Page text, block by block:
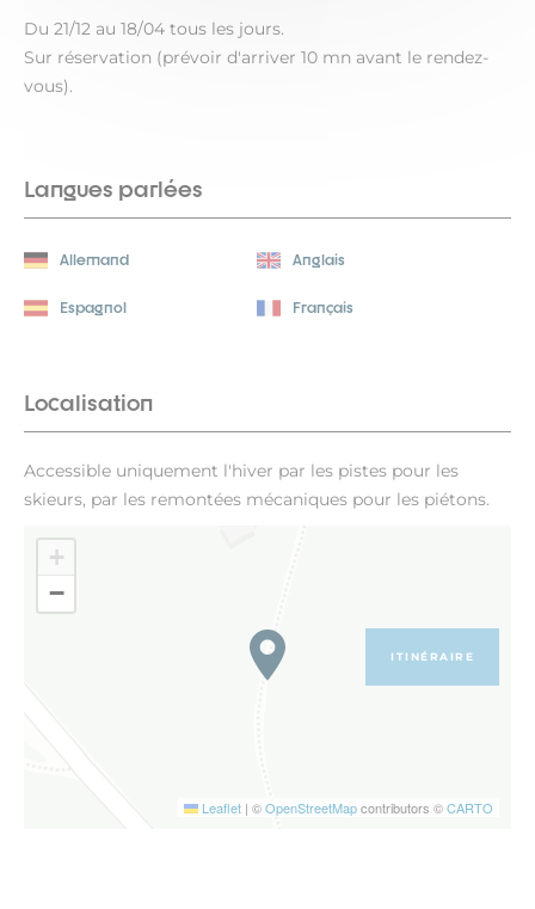
Du 21/12 au 18/04 tous les jours.
Sur réservation (prévoir d'arriver 10 mn avant le rendez-
vous).
Langues parlées
Allemand Anglais
Espagnol Français
Localisation
Accessible uniquement l'hiver par les pistes pour les
skieurs, par les remontées mécaniques pour les piétons.
+
−
Leaflet | ©OpenStreetMapcontributors ©CARTO
ITINÉRAIRE